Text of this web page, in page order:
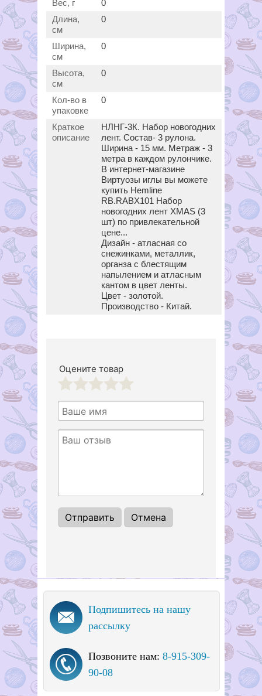
Вес, г
0
Длина,
см
0
Ширина,
см
0
Высота,
см
0
Кол-во в
упаковке
0
Краткое
описание
НЛНГ-3К. Набор новогодних
лент. Состав- 3 рулона.
Ширина - 15 мм. Метраж - 3
метра в каждом рулончике.
В интернет-магазине
Виртуозы иглы вы можете
купить Hemline
RB.RABX101 Набор
новогодних лент XMAS (3
шт) по привлекательной
цене...
Дизайн - атласная со
снежинками, металлик,
органза с блестящим
напылением и атласным
кантом в цвет ленты.
Цвет - золотой.
Производство - Китай.
Оцените товар
Подпишитесь на нашу
рассылку
Позвоните нам: 8-915-309-
90-08